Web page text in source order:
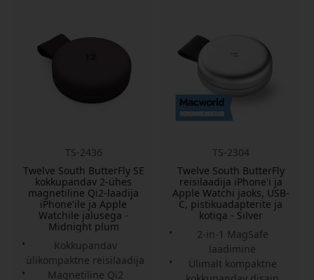
TS-2436
Twelve South ButterFly SE
kokkupandav 2-ühes
magnetiline Qi2-laadija
iPhone'ile ja Apple
Watchile jalusega -
Midnight plum
Kokkupandav
ülikompaktne reisilaadija
Magnetiline Qi2
TS-2304
Twelve South ButterFly
reisilaadija iPhone'i ja
Apple Watchi jaoks, USB-
C, pistikuadapterite ja
kotiga - Silver
2-in-1 MagSafe
laadimine
Ülimalt kompaktne